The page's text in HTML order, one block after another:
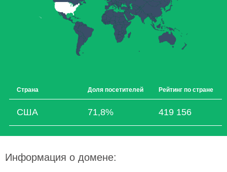
Страна Доля посетителей Рейтинг по стране
США 71,8% 419 156
Информация о домене: